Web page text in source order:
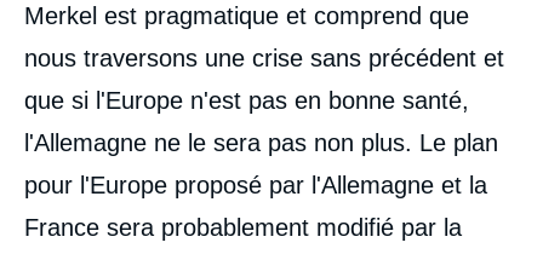
Merkel est pragmatique et comprend que
nous traversons une crise sans précédent et
que si l'Europe n'est pas en bonne santé,
l'Allemagne ne le sera pas non plus. Le plan
pour l'Europe proposé par l'Allemagne et la
France sera probablement modifié par la